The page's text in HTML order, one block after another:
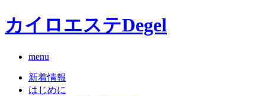
カイロエステDegel
menu
新着情報
はじめに